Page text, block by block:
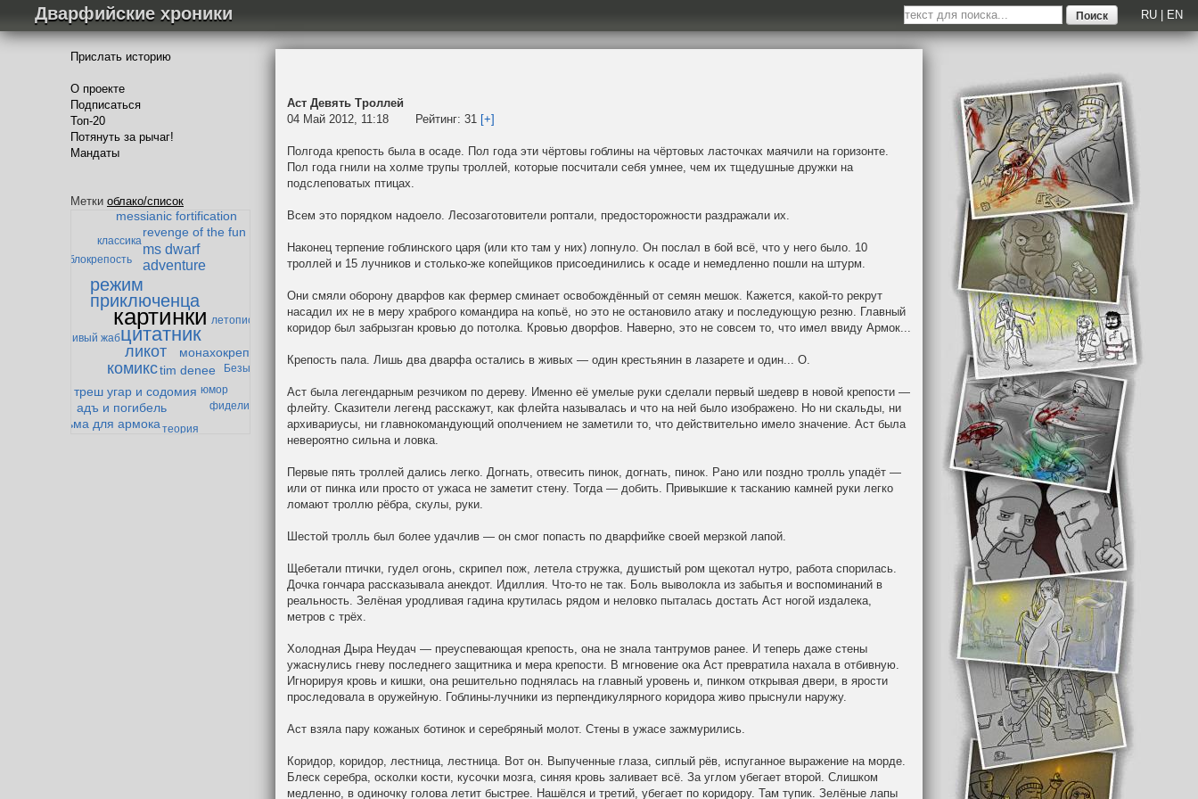
Дварфийские хроники RU EN
Прислать историю
О проекте
Подписаться
Топ-20
Потянуть за рычаг!
Мандаты
Метки облако/список
картинки
цитатник
режим
приключенца
ликот
комикс
ms dwarf
adventure
треш угар и содомия
tim denee
адъ и погибель
revenge of the fun
messianic fortification
тюрьма для армока
монахокрепость
фиделис
классика
теория
дварф-параноик
гоблокрепость
юмор
летопись
забытая тварь
ленивый жаб
Безымянный
Аст Девять Троллей
04 Май 2012, 11:18
Рейтинг: 31 [+]
Полгода крепость была в осаде. Пол года эти чёртовы гоблины на чёртовых ласточках маячили на горизонте.
Пол года гнили на холме трупы троллей, которые посчитали себя умнее, чем их тщедушные дружки на
подслеповатых птицах.
Всем это порядком надоело. Лесозаготовители роптали, предосторожности раздражали их.
Наконец терпение гоблинского царя (или кто там у них) лопнуло. Он послал в бой всё, что у него было. 10
троллей и 15 лучников и столько-же копейщиков присоединились к осаде и немедленно пошли на штурм.
Они смяли оборону дварфов как фермер сминает освобождённый от семян мешок. Кажется, какой-то рекрут
насадил их не в меру храброго командира на копьё, но это не остановило атаку и последующую резню. Главный
коридор был забрызган кровью до потолка. Кровью дворфов. Наверно, это не совсем то, что имел ввиду Армок...
Крепость пала. Лишь два дварфа остались в живых — один крестьянин в лазарете и один... О.
Аст была легендарным резчиком по дереву. Именно её умелые руки сделали первый шедевр в новой крепости —
флейту. Сказители легенд расскажут, как флейта называлась и что на ней было изображено. Но ни скальды, ни
архивариусы, ни главнокомандующий ополчением не заметили то, что действительно имело значение. Аст была
невероятно сильна и ловка.
Первые пять троллей дались легко. Догнать, отвесить пинок, догнать, пинок. Рано или поздно тролль упадёт —
или от пинка или просто от ужаса не заметит стену. Тогда — добить. Привыкшие к тасканию камней руки легко
ломают троллю рёбра, скулы, руки.
Шестой тролль был более удачлив — он смог попасть по дварфийке своей мерзкой лапой.
Щебетали птички, гудел огонь, скрипел пож, летела стружка, душистый ром щекотал нутро, работа спорилась.
Дочка гончара рассказывала анекдот. Идиллия. Что-то не так. Боль выволокла из забытья и воспоминаний в
реальность. Зелёная уродливая гадина крутилась рядом и неловко пыталась достать Аст ногой издалека,
метров с трёх.
Холодная Дыра Неудач — преуспевающая крепость, она не знала тантрумов ранее. И теперь даже стены
ужаснулись гневу последнего защитника и мера крепости. В мгновение ока Аст превратила нахала в отбивную.
Игнорируя кровь и кишки, она решительно поднялась на главный уровень и, пинком открывая двери, в ярости
проследовала в оружейную. Гоблины-лучники из перпендикулярного коридора живо прыснули наружу.
Аст взяла пару кожаных ботинок и серебряный молот. Стены в ужасе зажмурились.
Коридор, коридор, лестница, лестница. Вот он. Выпученные глаза, сиплый рёв, испуганное выражение на морде.
Блеск серебра, осколки кости, кусочки мозга, синяя кровь заливает всё. За углом убегает второй. Слишком
медленно, в одиночку голова летит быстрее. Нашёлся и третий, убегает по коридору. Там тупик. Зелёные лапы